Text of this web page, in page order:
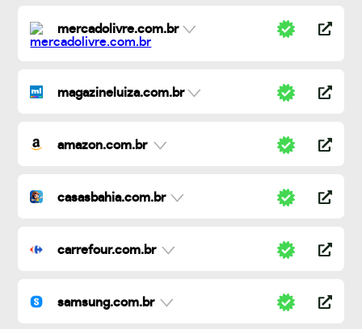
mercadolivre.com.br
magazineluiza.com.br
amazon.com.br
casasbahia.com.br
carrefour.com.br
samsung.com.br